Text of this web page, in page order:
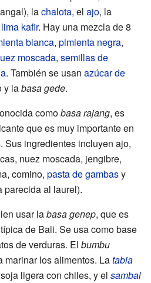
lachalota, el ajo, la
lima kafir. Hay una mezcla de 8
blanca, pimienta negra,
moscada, semillas de
. También se usan azúcar de
y labasa gede.
comobasa rajang, es
que es muy importante en
Sus ingredientes incluyen ajo,
nuez moscada, jengibre,
comino, pasta de gambasy
parecida al laurel).
usar labasa genep, que es
de Bali. Se usa como base
de verduras. El bumbu
marinar los alimentos. Latabia
ligera con chiles, y el sambal